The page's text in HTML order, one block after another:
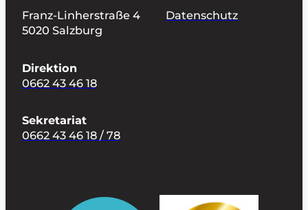
Franz-Linherstraße 4
5020 Salzburg
Direktion
0662 43 46 18
Sekretariat
0662 43 46 18 / 78
Datenschutz